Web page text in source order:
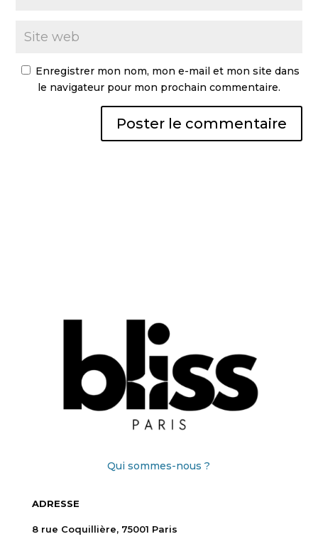
Enregistrer mon nom, mon e-mail et mon site dans
le navigateur pour mon prochain commentaire.
Qui sommes-nous ?
ADRESSE
8 rue Coquillière, 75001 Paris